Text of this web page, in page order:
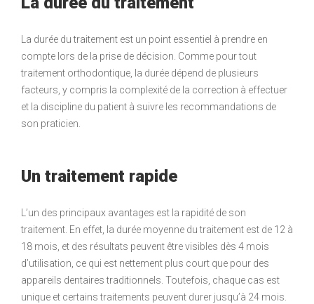
La durée du traitement est un point essentiel à prendre en
compte lors de la prise de décision. Comme pour tout
traitement orthodontique, la durée dépend de plusieurs
facteurs, y compris la complexité de la correction à effectuer
et la discipline du patient à suivre les recommandations de
son praticien.
Un traitement rapide
L’un des principaux avantages est la rapidité de son
traitement. En effet, la durée moyenne du traitement est de 12 à
18 mois, et des résultats peuvent être visibles dès 4 mois
d’utilisation, ce qui est nettement plus court que pour des
appareils dentaires traditionnels. Toutefois, chaque cas est
unique et certains traitements peuvent durer jusqu’à 24 mois.